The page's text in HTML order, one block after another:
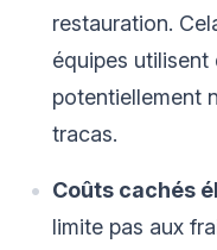
restauration.
équipes
potentiellement
tracas.
Coûts cachés
limite pas aux